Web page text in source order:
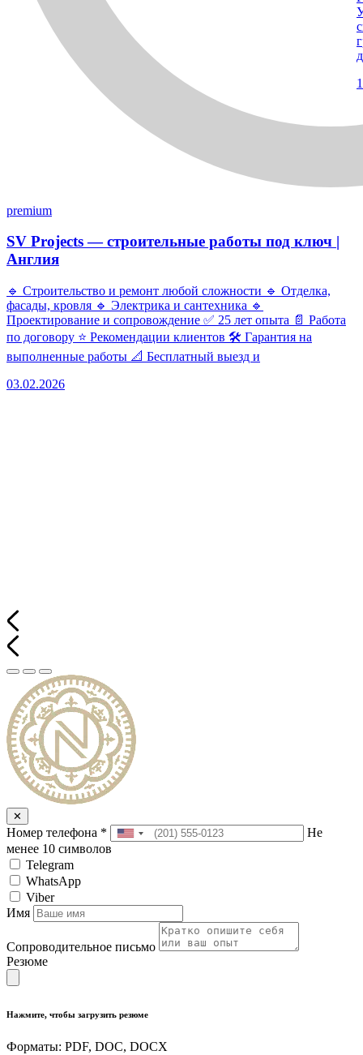
premium
SV Projects — строительные работы под ключ |
Англия
🔹 Строительство и ремонт любой сложности 🔹 Отделка,
фасады, кровля 🔹 Электрика и сантехника 🔹
Проектирование и сопровождение ✅ 25 лет опыта 📄 Работа
по договору ⭐ Рекомендации клиентов 🛠 Гарантия на
выполненные работы 📐 Бесплатный выезд и
03.02.2026
✕
Номер телефона *
Не
менее 10 символов
Telegram
WhatsApp
Viber
Имя
Сопроводительное письмо
Резюме
Нажмите, чтобы загрузить резюме
Форматы: PDF, DOC, DOCX